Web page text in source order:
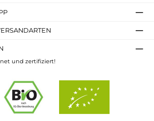
und zertifiziert!